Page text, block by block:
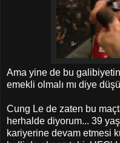
Ama yine de bu
emekli olmalı mı diye
Cung Le de zaten bu
herhalde diyorum... 39
kariyerine devam etmesi